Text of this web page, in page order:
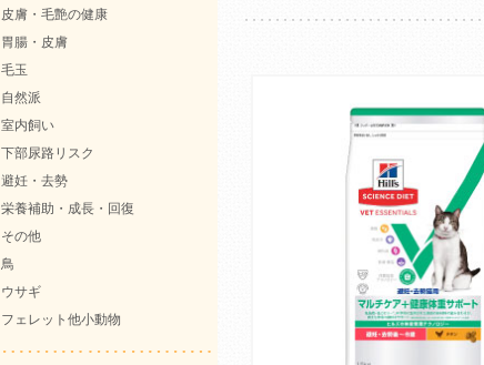
皮膚・毛艶の健康
胃腸・皮膚
毛玉
自然派
室内飼い
下部尿路リスク
避妊・去勢
栄養補助・成長・回復
その他
鳥
ウサギ
フェレット他小動物